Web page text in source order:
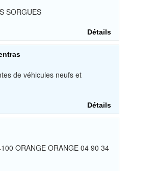
SORGUES
Détails
de véhicules neufs et
Détails
ORANGE ORANGE 04 90 34